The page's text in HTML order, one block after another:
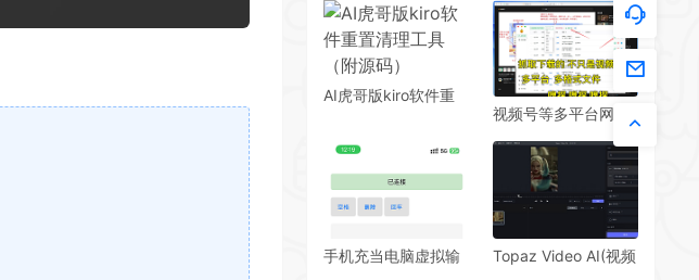
拟机里防止有后门木
马）
AI虎哥版kiro软件重
视频号等多平台网络
downloader V3.13
手机充当电脑虚拟输
Topaz Video AI(视频